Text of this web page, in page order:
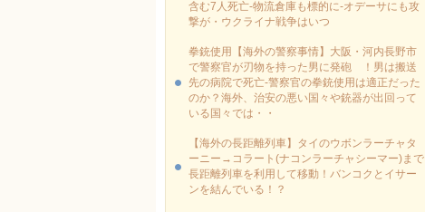
含む7人死亡-物流倉庫も標的に‐オデーサにも攻
撃が・ウクライナ戦争はいつ
拳銃使用【海外の警察事情】大阪・河内長野市
で警察官が刃物を持った男に発砲 ！男は搬送
先の病院で死亡-警察官の拳銃使用は適正だった
のか？海外、治安の悪い国々や銃器が出回って
いる国々では・・
【海外の長距離列車】タイのウボンラーチャタ
ーニー→コラート(ナコンラーチャシーマー)まで
長距離列車を利用して移動！バンコクとイサー
ンを結んでいる！？